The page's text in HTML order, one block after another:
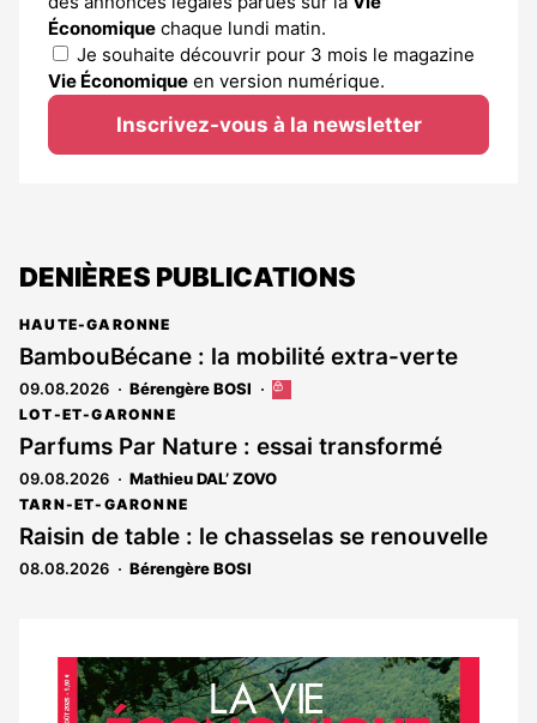
Économique chaque lundi matin.
Je souhaite découvrir pour 3 mois le magazine
Vie Économique en version numérique.
Inscrivez-vous à la newsletter
DENIÈRES PUBLICATIONS
HAUTE-GARONNE
BambouBécane : la mobilité extra-verte
09.08.2026 Bérengère BOSI
Cet
réservé
aux
LOT-ET-GARONNE
Parfums Par Nature : essai transformé
09.08.2026 Mathieu DAL’ ZOVO
TARN-ET-GARONNE
Raisin de table : le chasselas se renouvelle
08.08.2026 Bérengère BOSI
Notre
dernier